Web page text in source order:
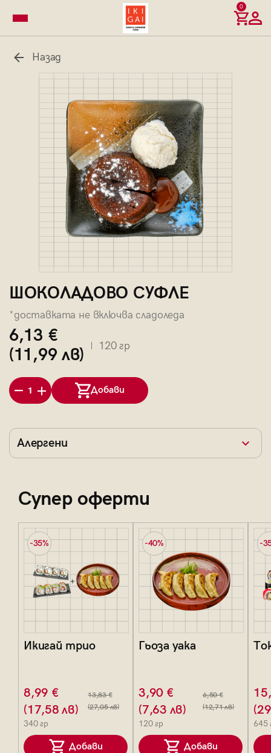
0
Назад
ШОКОЛАДОВО СУФЛЕ
*доставката не включва сладоледа
6,13 €
(11,99 лв)
120 гр
1 Добави
Алергени
Супер оферти
-35%
Икигай трио
8,99 €
(17,58 лв)
13,83 €
(27,05 лв)
340 гр
Добави
-40%
Гьоза уака
3,90 €
(7,63 лв)
6,50 €
(12,71 лв)
120 гр
Добави
-
645